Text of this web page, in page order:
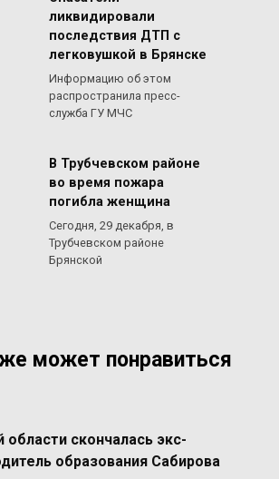
ликвидировали
последствия ДТП с
легковушкой в Брянске
Информацию об этом
распространила пресс-
служба ГУ МЧС
В Трубчевском районе
во время пожара
погибла женщина
Сегодня, 29 декабря, в
Трубчевском районе
Брянской
может понравиться
области скончалась экс-
образования Сабирова